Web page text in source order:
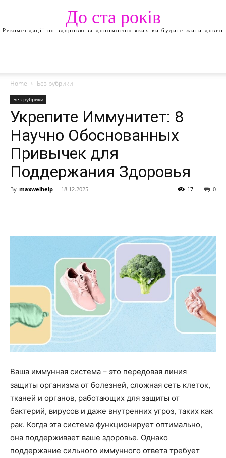
До ста років
Рекомендації по здоровю за допомогою яких ви будите жити довго
Home Без рубрики
Без рубрики
Укрепите Иммунитет: 8
Научно Обоснованных
Привычек для
Поддержания Здоровья
By maxwelhelp - 18.12.2025 0
17
Ваша иммунная система – это передовая линия
защиты организма от болезней, сложная сеть клеток,
тканей и органов, работающих для защиты от
бактерий, вирусов и даже внутренних угроз, таких как
рак. Когда эта система функционирует оптимально,
она поддерживает ваше здоровье. Однако
поддержание сильного иммунного ответа требует